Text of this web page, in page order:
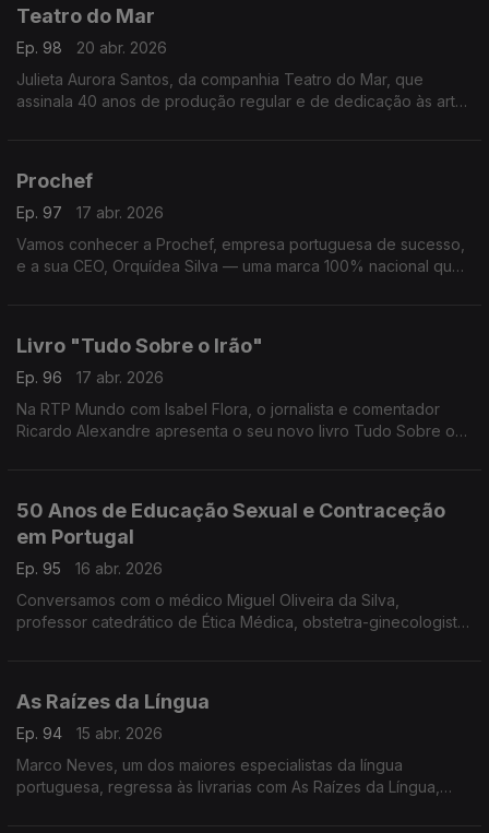
Teatro do Mar
Ep. 98
20 abr. 2026
Julieta Aurora Santos, da companhia Teatro do Mar, que
assinala 40 anos de produção regular e de dedicação às artes
Prochef
Ep. 97
17 abr. 2026
Vamos conhecer a Prochef, empresa portuguesa de sucesso,
e a sua CEO, Orquídea Silva — uma marca 100% nacional que
Livro "Tudo Sobre o Irão"
Ep. 96
17 abr. 2026
Na RTP Mundo com Isabel Flora, o jornalista e comentador
Ricardo Alexandre apresenta o seu novo livro Tudo Sobre o
50 Anos de Educação Sexual e Contraceção
em Portugal
Ep. 95
16 abr. 2026
Conversamos com o médico Miguel Oliveira da Silva,
professor catedrático de Ética Médica, obstetra-ginecologista
As Raízes da Língua
Ep. 94
15 abr. 2026
Marco Neves, um dos maiores especialistas da língua
portuguesa, regressa às livrarias com As Raízes da Língua,